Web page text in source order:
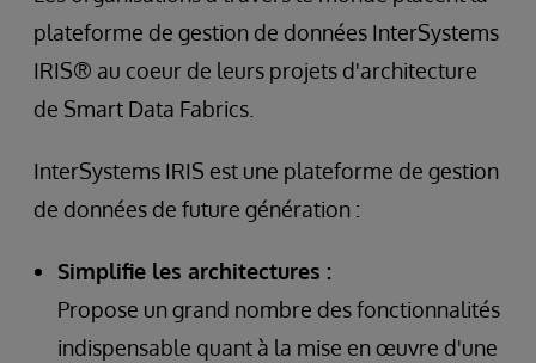
plateforme de gestion de données InterSystems
IRIS® au coeur de leurs projets d'architecture
de Smart Data Fabrics.
InterSystems IRIS est une plateforme de gestion
de données de future génération :
Simplifie les architectures :
Propose un grand nombre des fonctionnalités
indispensable quant à la mise en œuvre d'une